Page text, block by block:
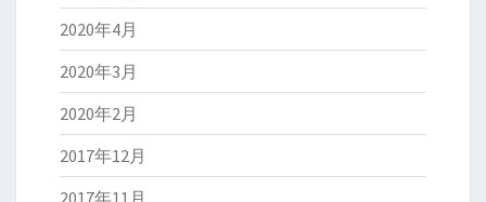
2020年4月
2020年3月
2020年2月
2017年12月